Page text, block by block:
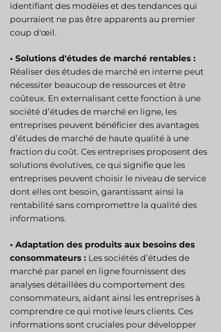
identifiant des modèles et des tendances qui
pourraient ne pas être apparents au premier
coup d'œil.
• Solutions d'études de marché rentables :
Réaliser des études de marché en interne peut
nécessiter beaucoup de ressources et être
coûteux. En externalisant cette fonction à une
société d’études de marché en ligne, les
entreprises peuvent bénéficier des avantages
d’études de marché de haute qualité à une
fraction du coût. Ces entreprises proposent des
solutions évolutives, ce qui signifie que les
entreprises peuvent choisir le niveau de service
dont elles ont besoin, garantissant ainsi la
rentabilité sans compromettre la qualité des
informations.
• Adaptation des produits aux besoins des
consommateurs : Les sociétés d’études de
marché par panel en ligne fournissent des
analyses détaillées du comportement des
consommateurs, aidant ainsi les entreprises à
comprendre ce qui motive leurs clients. Ces
informations sont cruciales pour développer